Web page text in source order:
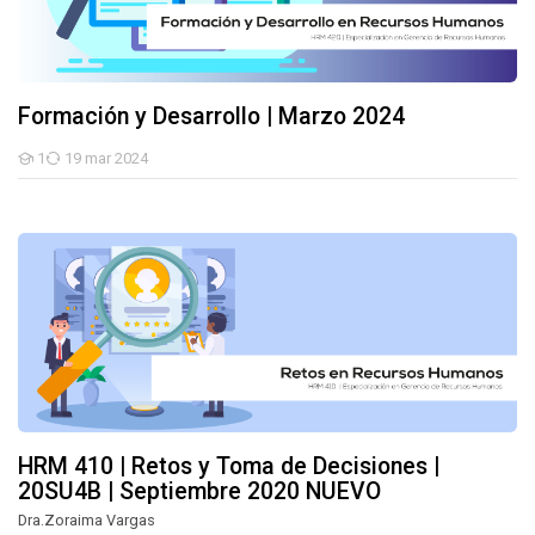
Formación y Desarrollo | Marzo 2024
1
Estudiantes
19 mar 2024
HRM 410 | Retos y Toma de Decisiones |
20SU4B | Septiembre 2020 NUEVO
Dra.Zoraima Vargas
HRM 410 | Retos y Toma de Decisiones | 20SU4B | Septiembre